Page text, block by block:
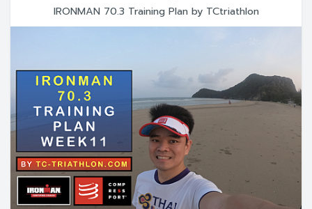
IRONMAN 70.3 Training Plan by TCtriathlon